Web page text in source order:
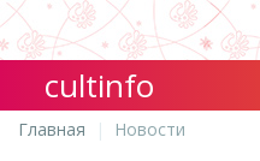
cultinfo
Главная Новости